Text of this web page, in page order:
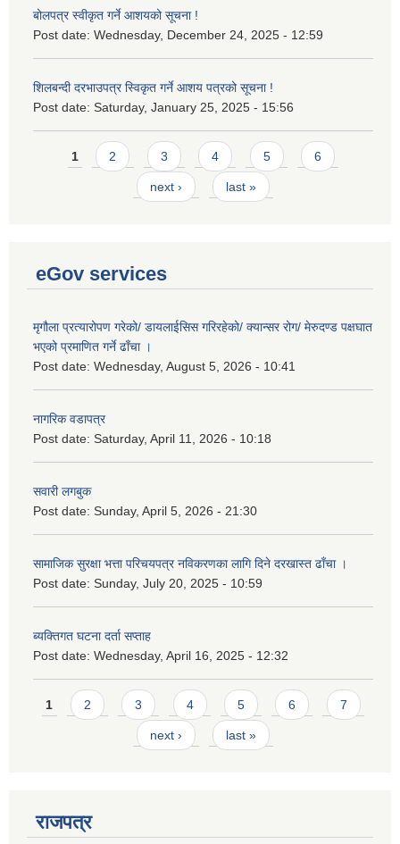
बोलपत्र स्वीकृत गर्ने आशयको सूचना !
Post date: Wednesday, December 24, 2025 - 12:59
शिलबन्दी दरभाउपत्र स्विकृत गर्ने आशय पत्रको सूचना !
Post date: Saturday, January 25, 2025 - 15:56
Pages
1 2 3 4 5 6
next › last »
eGov services
मृगौला प्रत्यारोपण गरेको/ डायलाईसिस गरिरहेको/ क्यान्सर रोग/ मेरुदण्ड पक्षघात
भएको प्रमाणित गर्ने ढाँचा ।
Post date: Wednesday, August 5, 2026 - 10:41
नागरिक वडापत्र
Post date: Saturday, April 11, 2026 - 10:18
सवारी लगबुक
Post date: Sunday, April 5, 2026 - 21:30
सामाजिक सुरक्षा भत्ता परिचयपत्र नविकरणका लागि दिने दरखास्त ढाँचा ।
Post date: Sunday, July 20, 2025 - 10:59
ब्यक्तिगत घटना दर्ता सप्ताह
Post date: Wednesday, April 16, 2025 - 12:32
Pages
1 2 3 4 5 6 7
next › last »
राजपत्र